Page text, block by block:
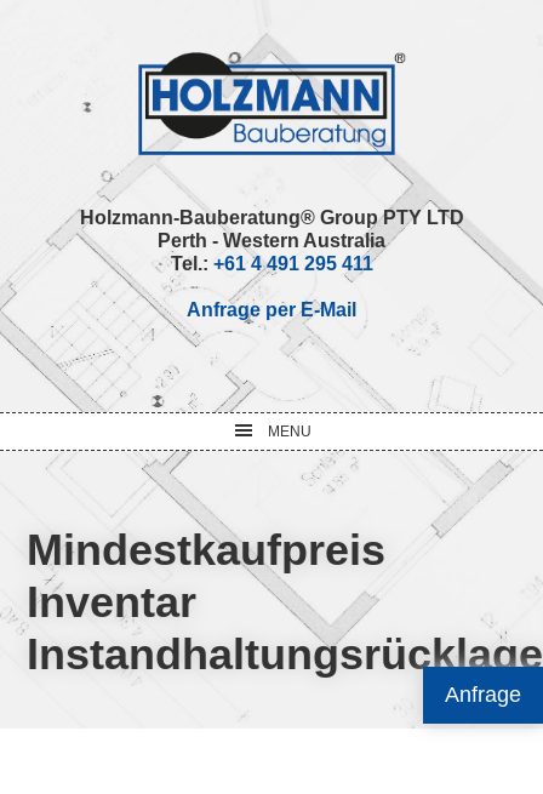
Anfrage
navigation
Holzmann-Bauberatung® Group PTY LTD
Perth - Western Australia
Tel.: +61 4 491 295 411
Anfrage per E-Mail
MENU
Mindestkaufpreis
Inventar
Instandhaltungsrücklage